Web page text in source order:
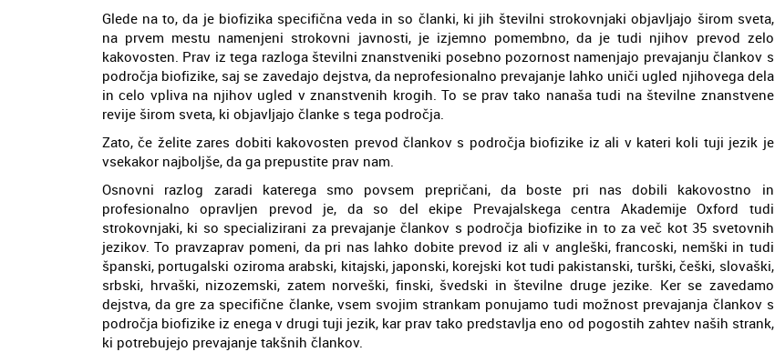
Glede na to, da je biofizika specifična veda in so članki, ki jih številni strokovnjaki objavljajo širom sveta,
na prvem mestu namenjeni strokovni javnosti, je izjemno pomembno, da je tudi njihov prevod zelo
kakovosten. Prav iz tega razloga številni znanstveniki posebno pozornost namenjajo prevajanju člankov s
področja biofizike, saj se zavedajo dejstva, da neprofesionalno prevajanje lahko uniči ugled njihovega dela
in celo vpliva na njihov ugled v znanstvenih krogih. To se prav tako nanaša tudi na številne znanstvene
revije širom sveta, ki objavljajo članke s tega področja.
Zato, če želite zares dobiti kakovosten prevod člankov s področja biofizike iz ali v kateri koli tuji jezik je
vsekakor najboljše, da ga prepustite prav nam.
Osnovni razlog zaradi katerega smo povsem prepričani, da boste pri nas dobili kakovostno in
profesionalno opravljen prevod je, da so del ekipe Prevajalskega centra Akademije Oxford tudi
strokovnjaki, ki so specializirani za prevajanje člankov s področja biofizike in to za več kot 35 svetovnih
jezikov. To pravzaprav pomeni, da pri nas lahko dobite prevod iz ali v angleški, francoski, nemški in tudi
španski, portugalski oziroma arabski, kitajski, japonski, korejski kot tudi pakistanski, turški, češki, slovaški,
srbski, hrvaški, nizozemski, zatem norveški, finski, švedski in številne druge jezike. Ker se zavedamo
dejstva, da gre za specifične članke, vsem svojim strankam ponujamo tudi možnost prevajanja člankov s
področja biofizike iz enega v drugi tuji jezik, kar prav tako predstavlja eno od pogostih zahtev naših strank,
ki potrebujejo prevajanje takšnih člankov.